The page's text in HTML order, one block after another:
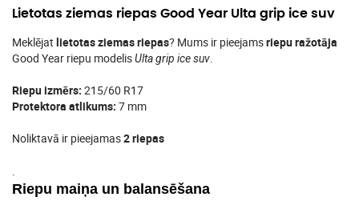
Lietotas ziemas riepas Good Year Ulta grip ice suv
Meklējat lietotas ziemas riepas? Mums ir pieejamsriepu ražotāja
Good Year riepu modelisUlta grip ice suv.
Riepu izmērs: 215/60 R17
Protektora atlikums: 7 mm
Noliktavā ir pieejamas2 riepas
.
Riepu maiņa un balansēšana